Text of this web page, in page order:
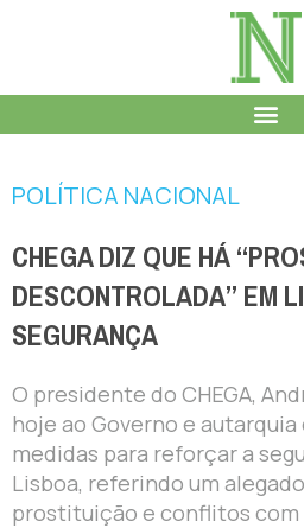
POLÍTICA NACIONAL
CHEGA DIZ QUE HÁ
DESCONTROLADA” EM
SEGURANÇA
O presidente do CHEGA,
hoje ao Governo e
medidas para reforçar a
Lisboa, referindo um
prostituição e conflitos com